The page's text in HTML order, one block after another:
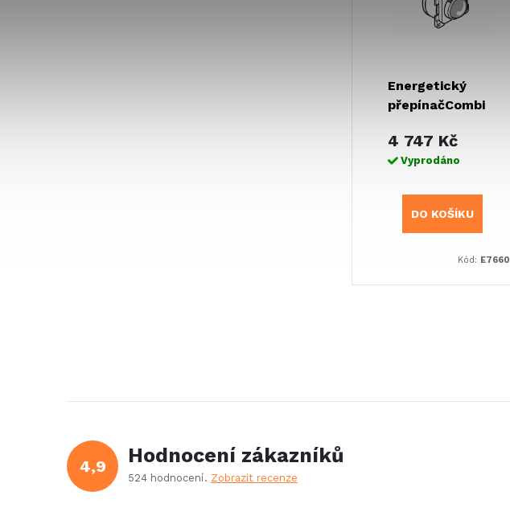
Energetický
přepínačCombi
4 747 Kč
Vyprodáno
DO KOŠÍKU
Kód: E7660
4,9 Hodnocení zákazníků
524 hodnocení Zobrazit recenze